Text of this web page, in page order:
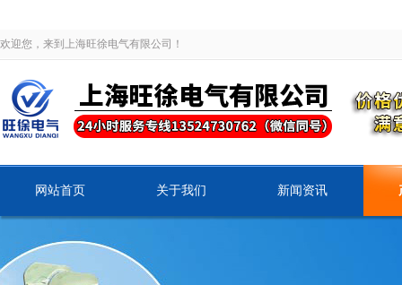
欢迎您，来到上海旺徐电气有限公司！
网站首页 关于我们 新闻资讯